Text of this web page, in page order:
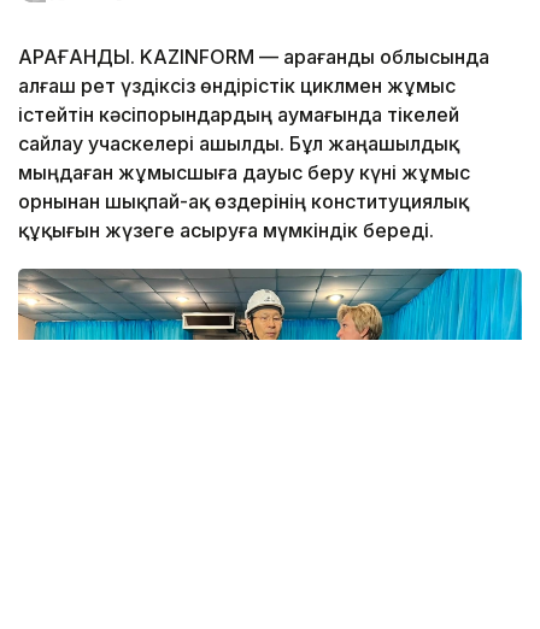
ҚАРАҒАНДЫ. KAZINFORM — Қарағанды облысында
алғаш рет үздіксіз өндірістік циклмен жұмыс
істейтін кәсіпорындардың аумағында тікелей
сайлау учаскелері ашылды. Бұл жаңашылдық
мыңдаған жұмысшыға дауыс беру күні жұмыс
орнынан шықпай-ақ өздерінің конституциялық
құқығын жүзеге асыруға мүмкіндік береді.